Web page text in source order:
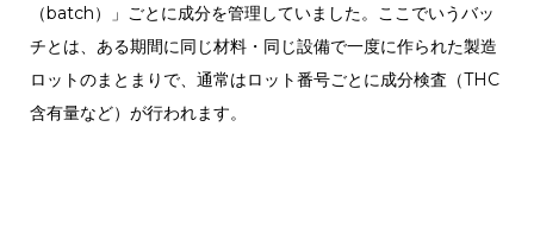
（batch）」ごとに成分を管理していました。ここでいうバッ
チとは、ある期間に同じ材料・同じ設備で一度に作られた製造
ロットのまとまりで、通常はロット番号ごとに成分検査（THC
含有量など）が行われます。